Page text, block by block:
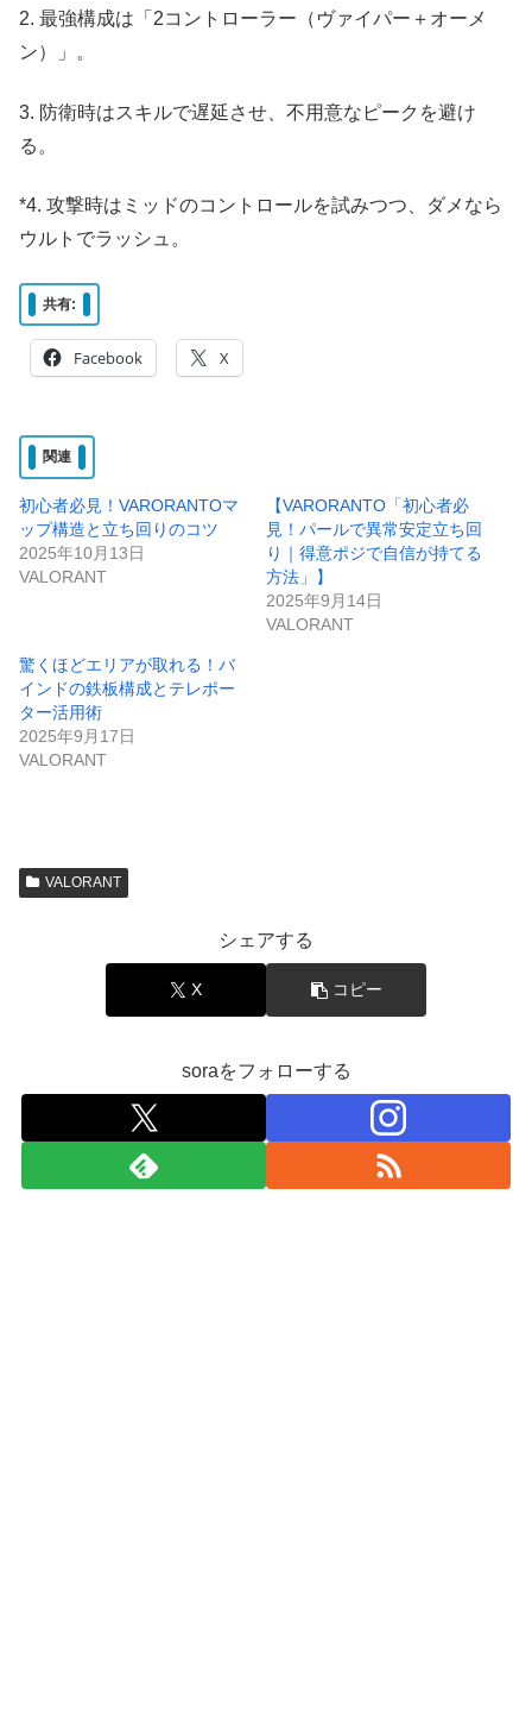
2. 最強構成は「2コントローラー（ヴァイパー＋オーメ
ン）」。
3. 防衛時はスキルで遅延させ、不用意なピークを避け
る。
*4. 攻撃時はミッドのコントロールを試みつつ、ダメなら
ウルトでラッシュ。
共有:
Facebook X
関連
初心者必見！VARORANTOマ
ップ構造と立ち回りのコツ
2025年10月13日
VALORANT
【VARORANTO「初心者必
見！パールで異常安定立ち回
り｜得意ポジで自信が持てる
方法」】
2025年9月14日
VALORANT
驚くほどエリアが取れる！バ
インドの鉄板構成とテレポー
ター活用術
2025年9月17日
VALORANT
VALORANT
シェアする
X コピー
soraをフォローする